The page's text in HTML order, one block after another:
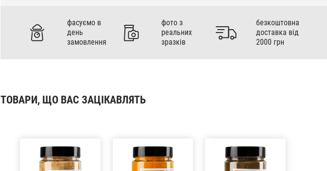
фасуємо в
день
замовлення
фото з
реальних
зразків
безкоштовна
доставка від
2000 грн
ТОВАРИ, ЩО ВАС ЗАЦІКАВЛЯТЬ